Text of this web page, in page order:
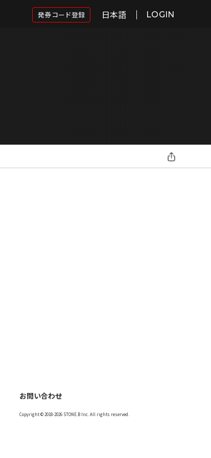
発券コード登録 日本語 LOGIN
お問い合わせ
Copyright © 2018-2026 STONE.B Inc. All rights reserved.